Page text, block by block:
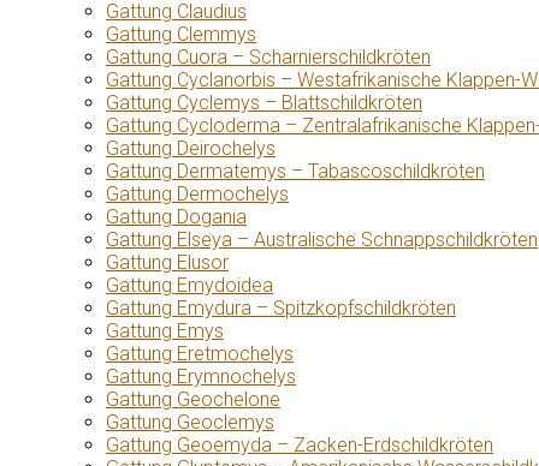
Gattung Claudius
Gattung Clemmys
Gattung Cuora – Scharnierschildkröten
Gattung Cyclanorbis – Westafrikanische Klappen-
Gattung Cyclemys – Blattschildkröten
Gattung Cycloderma – Zentralafrikanische
Gattung Deirochelys
Gattung Dermatemys – Tabascoschildkröten
Gattung Dermochelys
Gattung Dogania
Gattung Elseya – Australische Schnappschildkröten
Gattung Elusor
Gattung Emydoidea
Gattung Emydura – Spitzkopfschildkröten
Gattung Emys
Gattung Eretmochelys
Gattung Erymnochelys
Gattung Geochelone
Gattung Geoclemys
Gattung Geoemyda – Zacken-Erdschildkröten